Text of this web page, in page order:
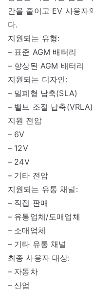
간을 줄이고 EV 사용자
다.
지원되는 유형:
– 표준 AGM 배터리
– 향상된 AGM 배터리
지원되는 디자인:
– 밀폐형 납축(SLA)
– 밸브 조절 납축(VRLA)
지원 전압
– 6V
– 12V
– 24V
– 기타 전압
지원되는 유통 채널:
– 직접 판매
– 유통업체/도매업체
– 소매업체
– 기타 유통 채널
최종 사용자 대상:
– 자동차
– 산업